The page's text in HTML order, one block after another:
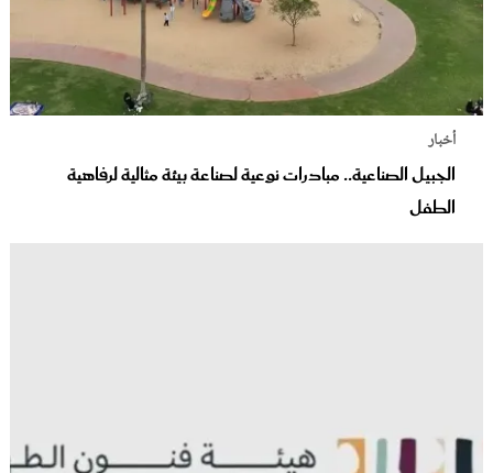
أخبار
الجبيل الصناعية.. مبادرات نوعية لصناعة بيئة مثالية لرفاهية
الطفل